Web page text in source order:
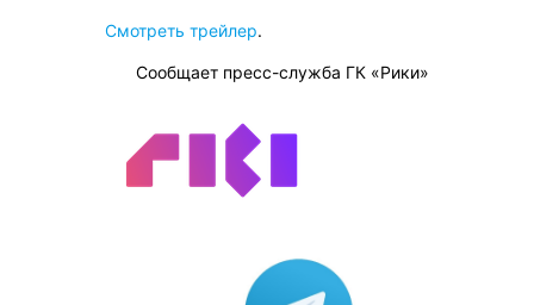
Смотреть трейлер.
Сообщает пресс-служба ГК «Рики»